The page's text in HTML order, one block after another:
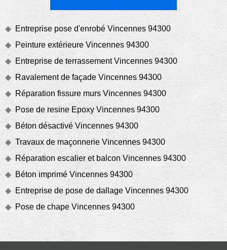
Entreprise pose d'enrobé Vincennes 94300
Peinture extérieure Vincennes 94300
Entreprise de terrassement Vincennes 94300
Ravalement de façade Vincennes 94300
Réparation fissure murs Vincennes 94300
Pose de resine Epoxy Vincennes 94300
Béton désactivé Vincennes 94300
Travaux de maçonnerie Vincennes 94300
Réparation escalier et balcon Vincennes 94300
Béton imprimé Vincennes 94300
Entreprise de pose de dallage Vincennes 94300
Pose de chape Vincennes 94300